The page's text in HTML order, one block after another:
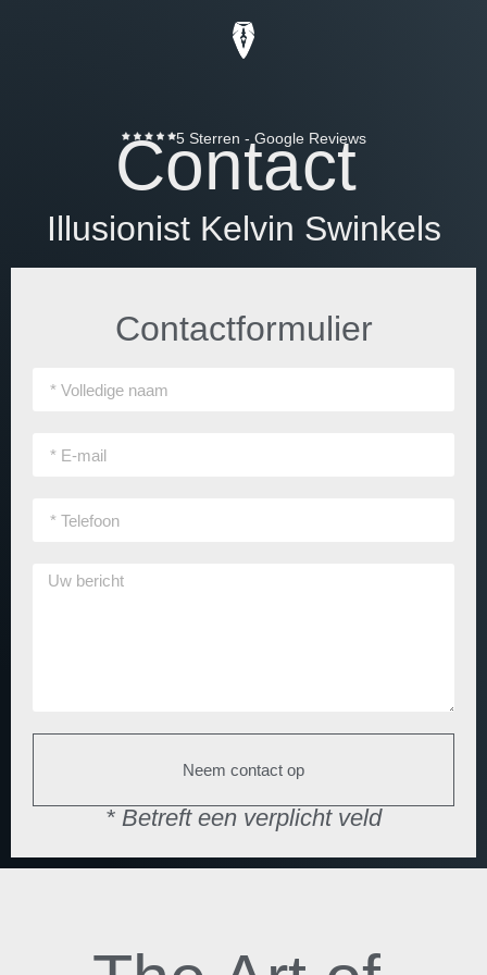
5 Sterren - Google Reviews
Contact
Illusionist Kelvin Swinkels
Contactformulier
Neem contact op
* Betreft een verplicht veld